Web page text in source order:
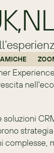
soluzioni